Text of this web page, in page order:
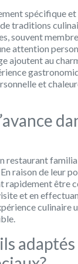
spécifique et
traditions
souvent
attention
ajoutent au
et
restaurant
raison de leur
rapidement être
et en
culinaire
adaptés